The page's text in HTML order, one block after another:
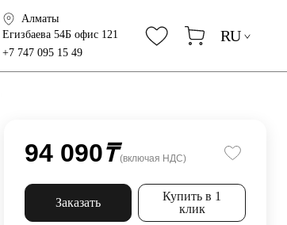
Алматы
Егизбаева 54Б офис 121
+7 747 095 15 49
RU
94 090₸ (включая НДС)
Заказать
Купить в 1
клик